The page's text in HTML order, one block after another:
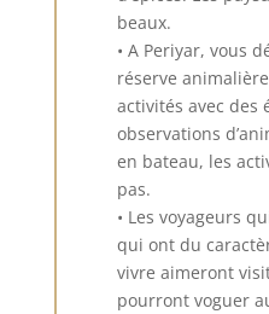
beaux.
• A Periyar, vous
réserve
activités avec des
observations
en bateau, les
pas.
• Les voyageurs
qui ont du
vivre aimeront
pourront voguer